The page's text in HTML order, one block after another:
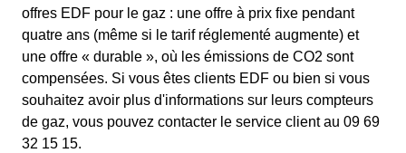
offres EDF pour le gaz : une offre à prix fixe pendant
quatre ans (même si le tarif réglementé augmente) et
une offre « durable », où les émissions de CO2 sont
compensées. Si vous êtes clients EDF ou bien si vous
souhaitez avoir plus d'informations sur leurs compteurs
de gaz, vous pouvez contacter le service client au 09 69
32 15 15.